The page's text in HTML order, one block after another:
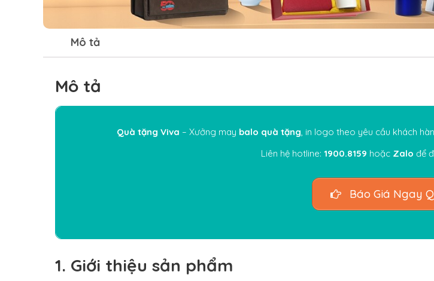
Mô tả
Mô tả
Quà tặng Viva – Xưởng may balo quà tặng , in logo theo yêu cầu khách
Liên hệ hotline: 1900.8159 hoặc Zalo để
Báo Giá Ngay
1. Giới thiệu sản phẩm